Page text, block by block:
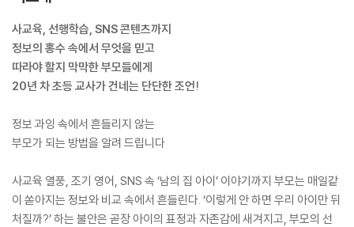
사교육, 선행학습, SNS 콘텐츠까지
정보의 홍수 속에서 무엇을 믿고
따라야 할지 막막한 부모들에게
20년 차 초등 교사가 건네는 단단한 조언!
정보 과잉 속에서 흔들리지 않는
부모가 되는 방법을 알려 드립니다
사교육 열풍, 조기 영어, SNS 속 ‘남의 집 아이’ 이야기까지 부모는 매일같
이 쏟아지는 정보와 비교 속에서 흔들린다. ‘이렇게 안 하면 우리 아이만 뒤
처질까?’ 하는 불안은 곧장 아이의 표정과 자존감에 새겨지고, 부모의 선